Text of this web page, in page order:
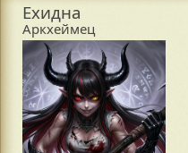
Ехидна
Аркхеймец